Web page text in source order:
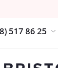
517 86 25